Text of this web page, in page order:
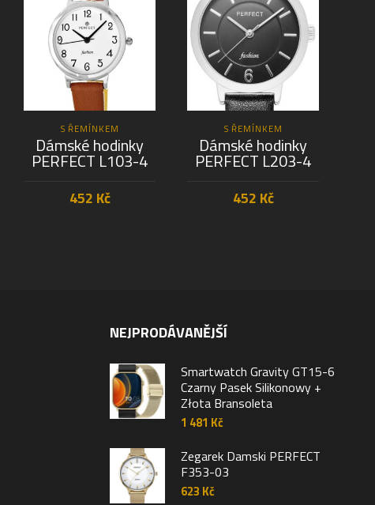
S ŘEMÍNKEM
Dámské hodinky
PERFECT L103-4
452 Kč
S ŘEMÍNKEM
Dámské hodinky
PERFECT L203-4
452 Kč
NEJPRODÁVANĚJŠÍ
Smartwatch Gravity GT15-6
Czarny Pasek Silikonowy +
Złota Bransoleta
1 481 Kč
Zegarek Damski PERFECT
F353-03
623 Kč